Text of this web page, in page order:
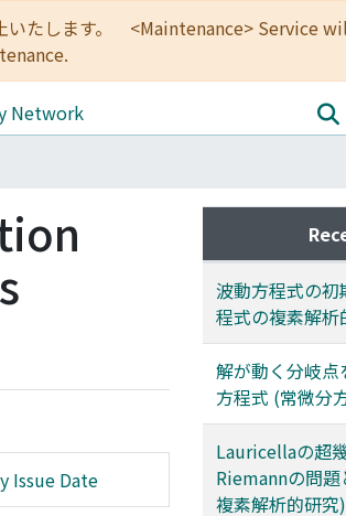
いたします。 <Maintenance> Service
Network
Issue Date
波動方程式の
程式の複素解析
解が動く分岐
方程式 (常微分
Lauricellaの超
Riemannの問
複素解析的研究)